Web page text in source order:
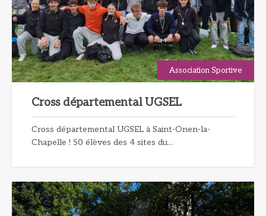
Association Sportive
Cross départemental UGSEL
Cross départemental UGSEL à Saint-Onen-la-
Chapelle ! 50 élèves des 4 sites du...